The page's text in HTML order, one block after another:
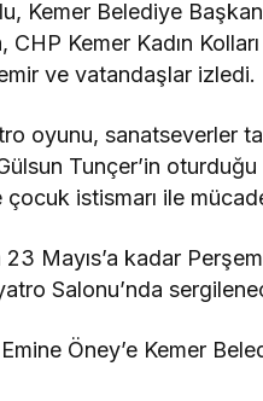
Kemer Belediye
CHP Kemer Kadın
ve vatandaşlar izledi.
oyunu, sanatseverler
Tunçer’in
istismarı ile
Mayıs’a kadar
Salonu’nda
Öney’e Kemer